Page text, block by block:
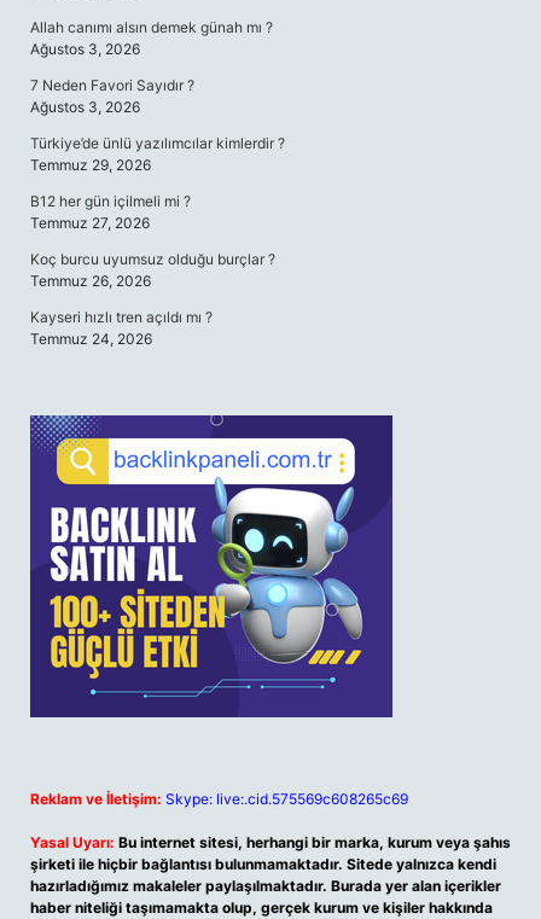
Allah canımı alsın demek günah mı ?
Ağustos 3, 2026
7 Neden Favori Sayıdır ?
Ağustos 3, 2026
Türkiye’de ünlü yazılımcılar kimlerdir ?
Temmuz 29, 2026
B12 her gün içilmeli mi ?
Temmuz 27, 2026
Koç burcu uyumsuz olduğu burçlar ?
Temmuz 26, 2026
Kayseri hızlı tren açıldı mı ?
Temmuz 24, 2026
Reklam ve İletişim: Skype: live:.cid.575569c608265c69
Yasal Uyarı: Bu internet sitesi, herhangi bir marka, kurum veya şahıs
şirketi ile hiçbir bağlantısı bulunmamaktadır. Sitede yalnızca kendi
hazırladığımız makaleler paylaşılmaktadır. Burada yer alan içerikler
haber niteliği taşımamakta olup, gerçek kurum ve kişiler hakkında